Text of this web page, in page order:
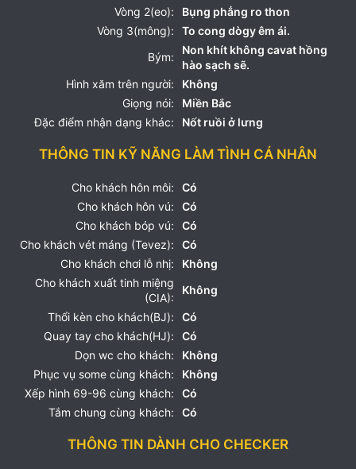
Vòng 2(eo):
Bụng phẳng ro thon
Vòng 3(mông):
To cong dògy êm ái.
Bým:
Non khít không cavat hồng
hào sạch sẽ.
Hình xăm trên người:
Không
Giọng nói:
Miền Bắc
Đặc điểm nhận dạng khác:
Nốt ruồi ở lưng
THÔNG TIN KỸ NĂNG LÀM TÌNH CÁ NHÂN
Cho khách hôn môi:
Có
Cho khách hôn vú:
Có
Cho khách bóp vú:
Có
Cho khách vét máng (Tevez):
Có
Cho khách chơi lỗ nhị:
Không
Cho khách xuất tinh miệng
(CIA):
Không
Thổi kèn cho khách(BJ):
Có
Quay tay cho khách(HJ):
Có
Dọn wc cho khách:
Không
Phục vụ some cùng khách:
Không
Xếp hình 69-96 cùng khách:
Có
Tắm chung cùng khách:
Có
THÔNG TIN DÀNH CHO CHECKER